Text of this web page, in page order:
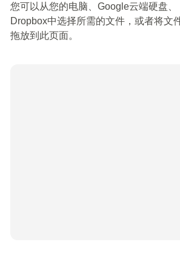
您可以从您的电脑、Google云端硬盘、
Dropbox中选择所需的文件，或者将文
拖放到此页面。